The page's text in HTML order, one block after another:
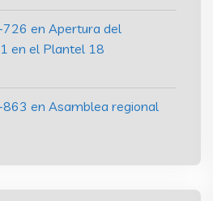
726 en Apertura del
en el Plantel 18
863 en Asamblea regional